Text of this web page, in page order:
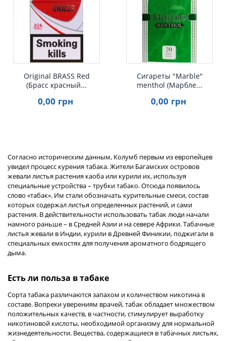
Быстрый просмотр
Original BRASS Red
(Брасс красный...
0,00 грн
Быстрый просмотр
Сигареты "Marble"
menthol (Марбле...
0,00 грн
Согласно историческим данным, Колумб первым из европейцев
увидел процесс курения табака. Жители Багамских островов
жевали листья растения каоба или курили их, используя
специальные устройства – трубки табако. Отсюда появилось
слово «табак». Им стали обозначать курительные смеси, состав
которых содержал листья определенных растений, и сами
растения. В действительности использовать табак люди начали
намного раньше – в Средней Азии и на севере Африки. Табачные
листья жевали в Индии, курили в Древней Финикии, поджигали в
специальных емкостях для получения ароматного бодрящего
дыма.
Есть ли польза в табаке
Сорта табака различаются запахом и количеством никотина в
составе. Вопреки уверениям врачей, табак обладает множеством
положительных качеств, в частности, стимулирует выработку
никотиновой кислоты, необходимой организму для нормальной
жизнедеятельности. Вещества, содержащиеся в табачных листьях,